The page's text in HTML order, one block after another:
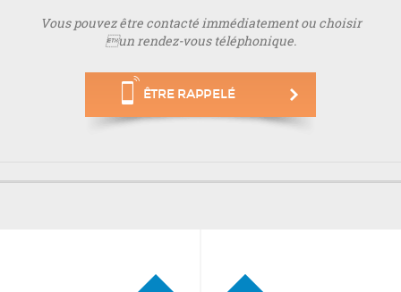
Vous pouvez être contacté immédiatement ou choisir
un rendez-vous téléphonique.
ÊTRE RAPPELÉ